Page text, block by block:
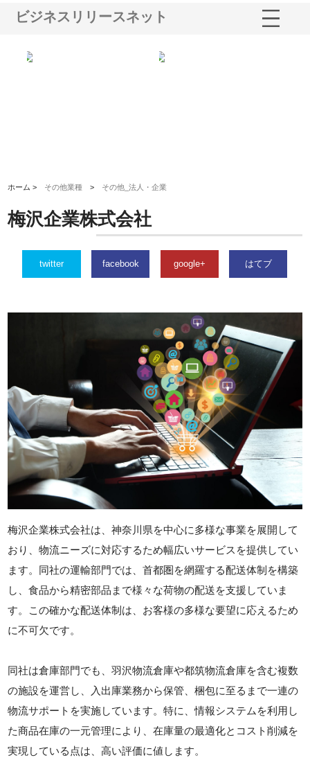
ビジネスリリースネット
ホーム > その他業種 > その他_法人・企業
梅沢企業株式会社
twitter facebook google+ はてブ
梅沢企業株式会社は、神奈川県を中心に多様な事業を展開して
おり、物流ニーズに対応するため幅広いサービスを提供してい
ます。同社の運輸部門では、首都圏を網羅する配送体制を構築
し、食品から精密部品まで様々な荷物の配送を支援していま
す。この確かな配送体制は、お客様の多様な要望に応えるため
に不可欠です。
同社は倉庫部門でも、羽沢物流倉庫や都筑物流倉庫を含む複数
の施設を運営し、入出庫業務から保管、梱包に至るまで一連の
物流サポートを実施しています。特に、情報システムを利用し
た商品在庫の一元管理により、在庫量の最適化とコスト削減を
実現している点は、高い評価に値します。